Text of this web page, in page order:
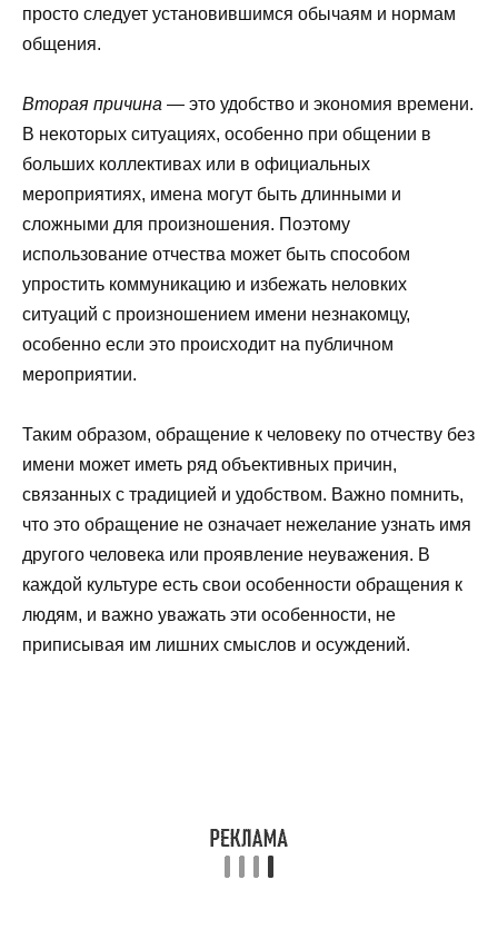
просто следует установившимся обычаям и нормам
общения.
Вторая причина — это удобство и экономия времени.
В некоторых ситуациях, особенно при общении в
больших коллективах или в официальных
мероприятиях, имена могут быть длинными и
сложными для произношения. Поэтому
использование отчества может быть способом
упростить коммуникацию и избежать неловких
ситуаций с произношением имени незнакомцу,
особенно если это происходит на публичном
мероприятии.
Таким образом, обращение к человеку по отчеству без
имени может иметь ряд объективных причин,
связанных с традицией и удобством. Важно помнить,
что это обращение не означает нежелание узнать имя
другого человека или проявление неуважения. В
каждой культуре есть свои особенности обращения к
людям, и важно уважать эти особенности, не
приписывая им лишних смыслов и осуждений.